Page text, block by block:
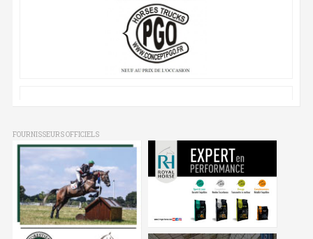
FOURNISSEURS OFFICIELS